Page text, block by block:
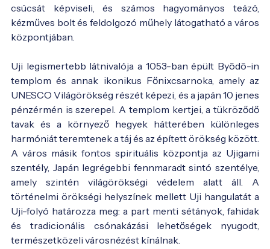
csúcsát képviseli, és számos hagyományos teázó,
kézműves bolt és feldolgozó műhely látogatható a város
központjában.
Uji legismertebb látnivalója a 1053-ban épült Byōdō-in
templom és annak ikonikus Főnixcsarnoka, amely az
UNESCO Világörökség részét képezi, és a japán 10 jenes
pénzérmén is szerepel. A templom kertjei, a tükröződő
tavak és a környező hegyek hátterében különleges
harmóniát teremtenek a táj és az épített örökség között.
A város másik fontos spirituális központja az Ujigami
szentély, Japán legrégebbi fennmaradt sintó szentélye,
amely szintén világörökségi védelem alatt áll. A
történelmi örökségi helyszínek mellett Uji hangulatát a
Uji-folyó határozza meg: a part menti sétányok, fahidak
és tradicionális csónakázási lehetőségek nyugodt,
természetközeli városnézést kínálnak.